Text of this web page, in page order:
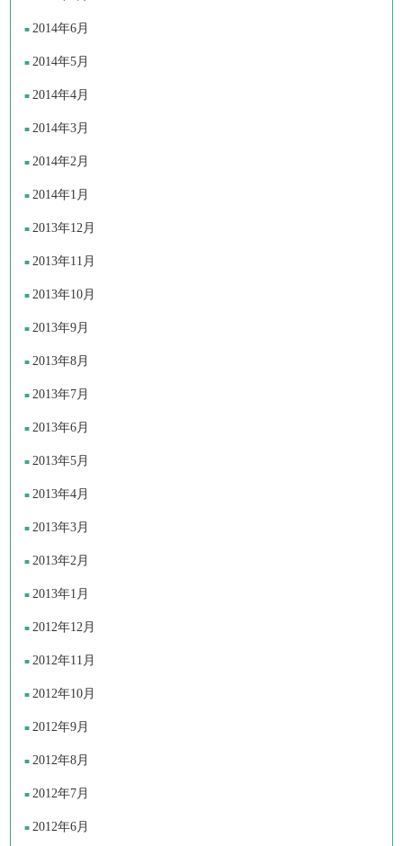
2014年6月
2014年5月
2014年4月
2014年3月
2014年2月
2014年1月
2013年12月
2013年11月
2013年10月
2013年9月
2013年8月
2013年7月
2013年6月
2013年5月
2013年4月
2013年3月
2013年2月
2013年1月
2012年12月
2012年11月
2012年10月
2012年9月
2012年8月
2012年7月
2012年6月